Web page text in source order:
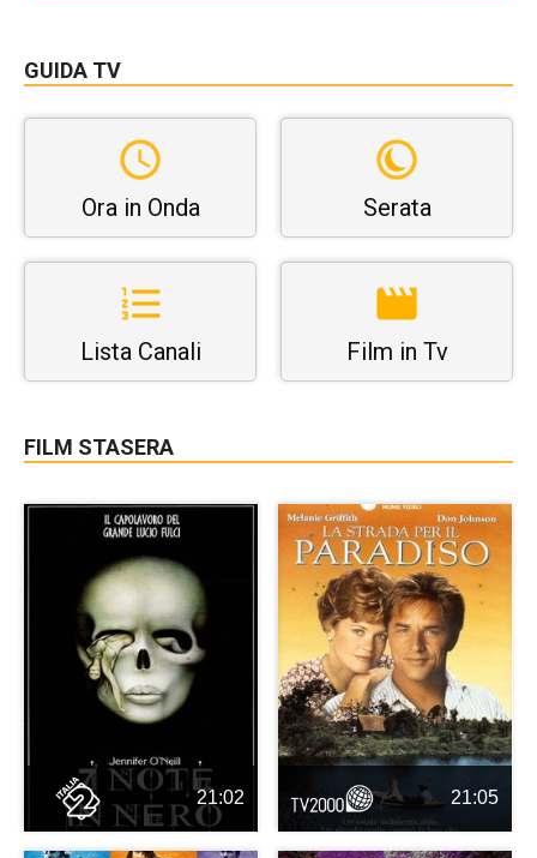
GUIDA TV
Ora in Onda Serata
Lista Canali Film in Tv
FILM STASERA
21:02 21:05